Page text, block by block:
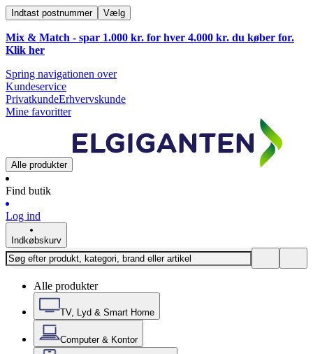
Indtast postnummer Vælg
Mix & Match - spar 1.000 kr. for hver 4.000 kr. du køber for.
Klik her
Spring navigationen over
Kundeservice
PrivatkundeErhvervskunde
Mine favoritter
Alle produkter
Find butik
Log ind
Indkøbskurv
Alle produkter
TV, Lyd & Smart Home
Computer & Kontor